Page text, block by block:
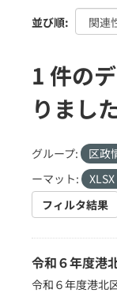
並び順
1 件の
りまし
グループ: 区政
ーマット:
XLSX
フィルタ結果
令和６年度港
令和６年度港北